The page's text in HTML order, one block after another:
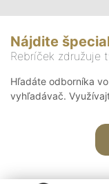
Nájdite
Rebríček združuje
Hľadáte odborníka
vyhľadávač.